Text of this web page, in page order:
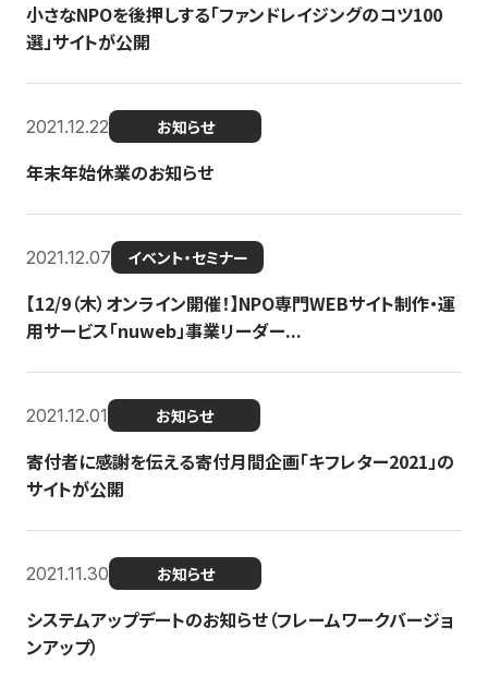
小さなNPOを後押しする「ファンドレイジングのコツ100
選」サイトが公開
2021.12.22 お知らせ
年末年始休業のお知らせ
2021.12.07 イベント・セミナー
【12/9（木）オンライン開催！】NPO専門WEBサイト制作・運
用サービス「nuweb」事業リーダー...
2021.12.01 お知らせ
寄付者に感謝を伝える寄付月間企画「キフレター2021」の
サイトが公開
2021.11.30 お知らせ
システムアップデートのお知らせ（フレームワークバージョ
ンアップ）